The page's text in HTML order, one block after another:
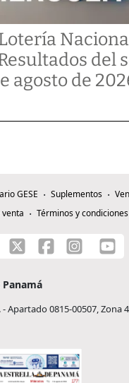
del
agosto de
GESE Suplementos
venta
Términos y condiciones
Apartado 0815-00507, Zona 4